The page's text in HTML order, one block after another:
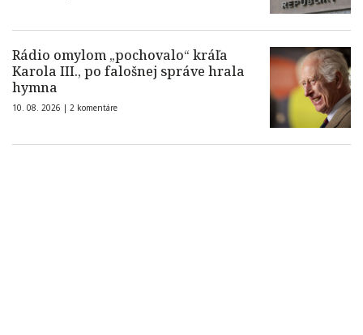
Rádio omylom „pochovalo“ kráľa
Karola III., po falošnej správe hrala
hymna
10. 08. 2026 | 2 komentáre